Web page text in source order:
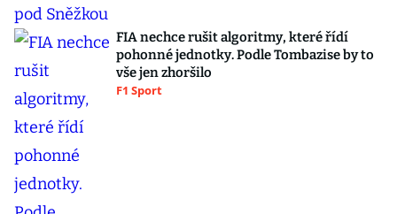
FIA nechce rušit algoritmy, které řídí
pohonné jednotky. Podle Tombazise by to
vše jen zhoršilo
F1 Sport